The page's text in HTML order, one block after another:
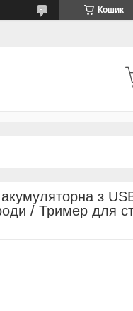
Кошик
з
/ Тример для